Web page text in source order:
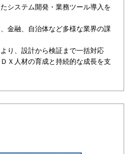
システム開発・業務ツール導入を
金融、自治体など多様な業界の課
り、設計から検証まで一括対応
Ｘ人材の育成と持続的な成長を支